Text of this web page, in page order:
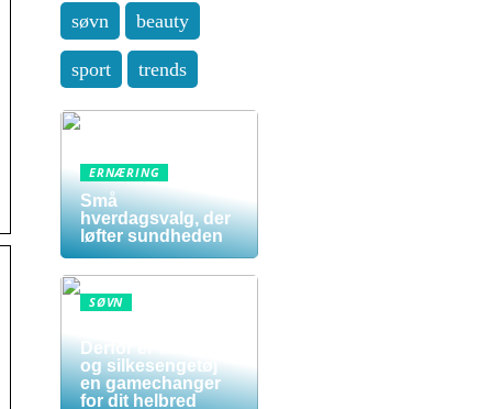
søvn beauty
sport trends
ERNÆRING
Små
hverdagsvalg, der
løfter sundheden
SØVN
Derfor er silkedyne
og silkesengetøj
en gamechanger
for dit helbred